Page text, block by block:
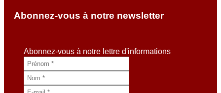
Abonnez-vous à notre newsletter
Abonnez-vous à notre lettre d'informations